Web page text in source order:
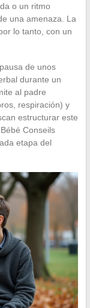
o un ritmo
una amenaza. La
lo tanto, con un
de unos
durante un
al padre
respiración) y
estructurar este
Conseils
etapa del